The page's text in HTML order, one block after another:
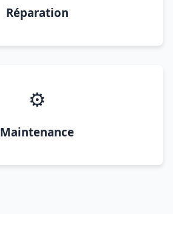
Réparation
⚙️
Maintenance